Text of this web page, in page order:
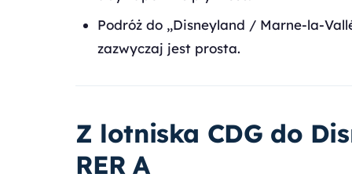
Podróż do „Disneyland / Marne-la-
zazwyczaj jest prosta.
Z lotniska CDG do
RER A